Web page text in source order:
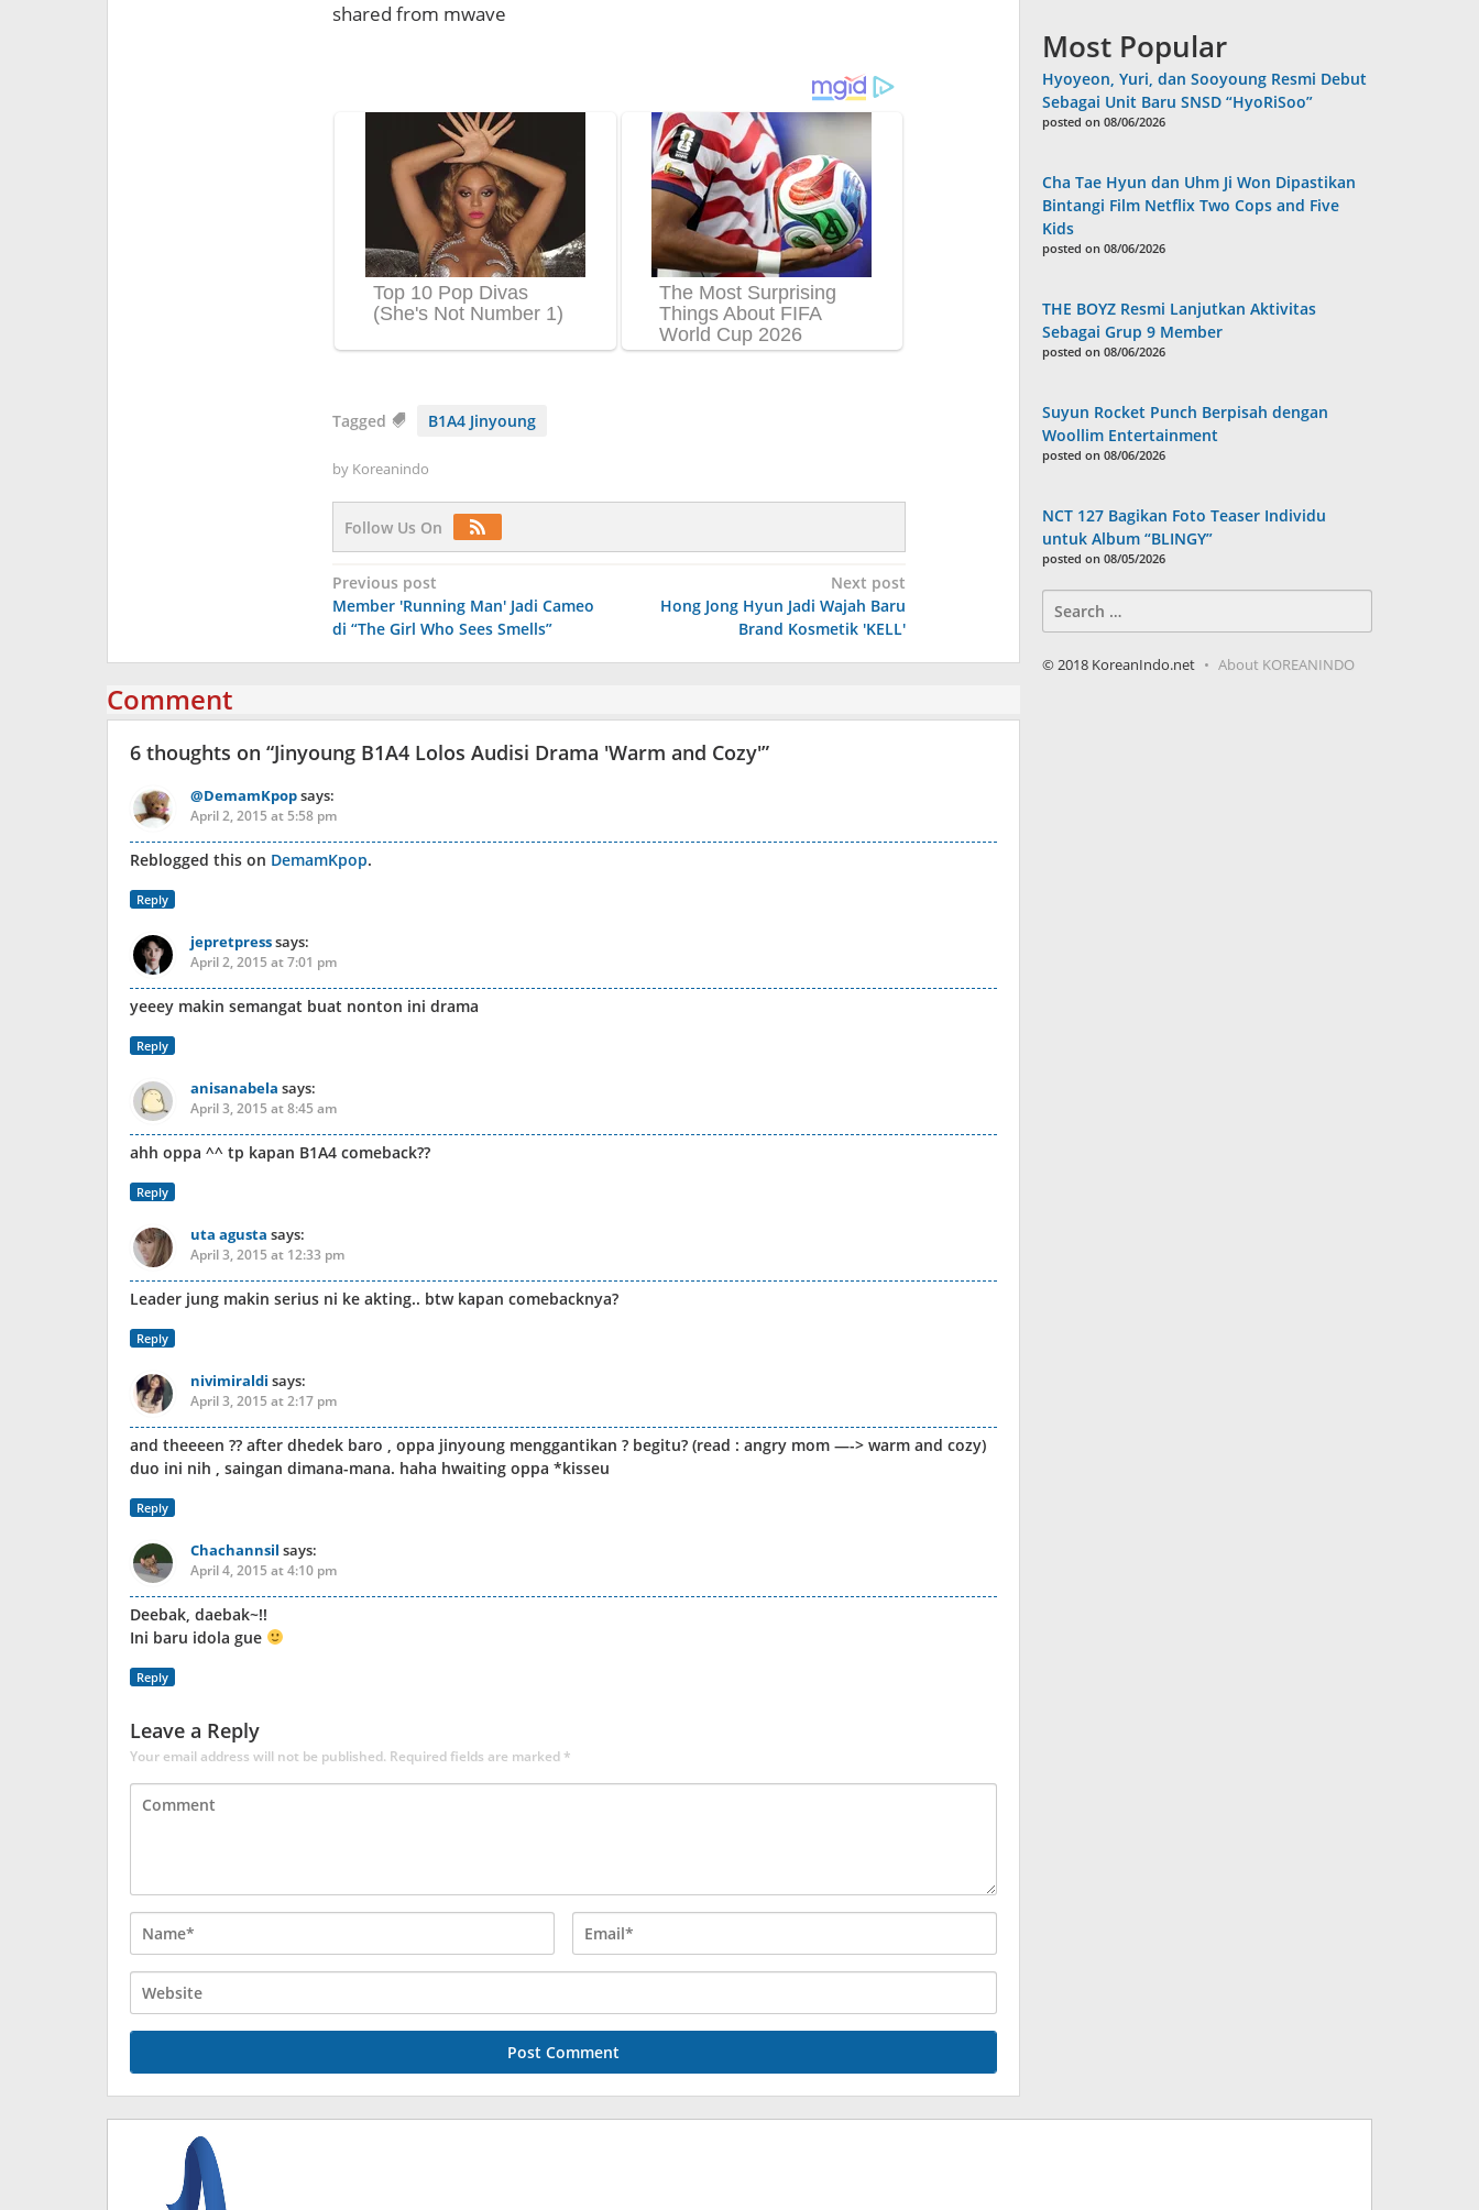
shared from mwave
Tagged B1A4 Jinyoung
by Koreanindo
Follow Us On
Post
navigation
Previous post
Member 'Running Man' Jadi Cameo
di “The Girl Who Sees Smells”
Next post
Hong Jong Hyun Jadi Wajah Baru
Brand Kosmetik 'KELL'
Comment
6 thoughts on “Jinyoung B1A4 Lolos Audisi Drama ′Warm and Cozy′”
@DemamKpopsays:
April 2, 2015 at 5:58 pm
Reblogged this on DemamKpop.
Reply
jepretpresssays:
April 2, 2015 at 7:01 pm
yeeey makin semangat buat nonton ini drama
Reply
anisanabela says:
April 3, 2015 at 8:45 am
ahh oppa ^^ tp kapan B1A4 comeback??
Reply
uta agusta says:
April 3, 2015 at 12:33 pm
Leader jung makin serius ni ke akting.. btw kapan comebacknya?
Reply
nivimiraldi says:
April 3, 2015 at 2:17 pm
and theeeen ?? after dhedek baro , oppa jinyoung menggantikan ? begitu? (read : angry mom —-> warm and cozy)
duo ini nih , saingan dimana-mana. haha hwaiting oppa *kisseu
Reply
Chachannsil says:
April 4, 2015 at 4:10 pm
Deebak, daebak~!!
Ini baru idola gue
Reply
Leave a Reply
Your email address will not be published. Required fields are marked*
Most Popular
Hyoyeon, Yuri, dan Sooyoung Resmi Debut
Sebagai Unit Baru SNSD “HyoRiSoo”
posted on 08/06/2026
Cha Tae Hyun dan Uhm Ji Won Dipastikan
Bintangi Film Netflix Two Cops and Five
Kids
posted on 08/06/2026
THE BOYZ Resmi Lanjutkan Aktivitas
Sebagai Grup 9 Member
posted on 08/06/2026
Suyun Rocket Punch Berpisah dengan
Woollim Entertainment
posted on 08/06/2026
NCT 127 Bagikan Foto Teaser Individu
untuk Album “BLINGY”
posted on 08/05/2026
for:
© 2018 KoreanIndo.net About KOREANINDO